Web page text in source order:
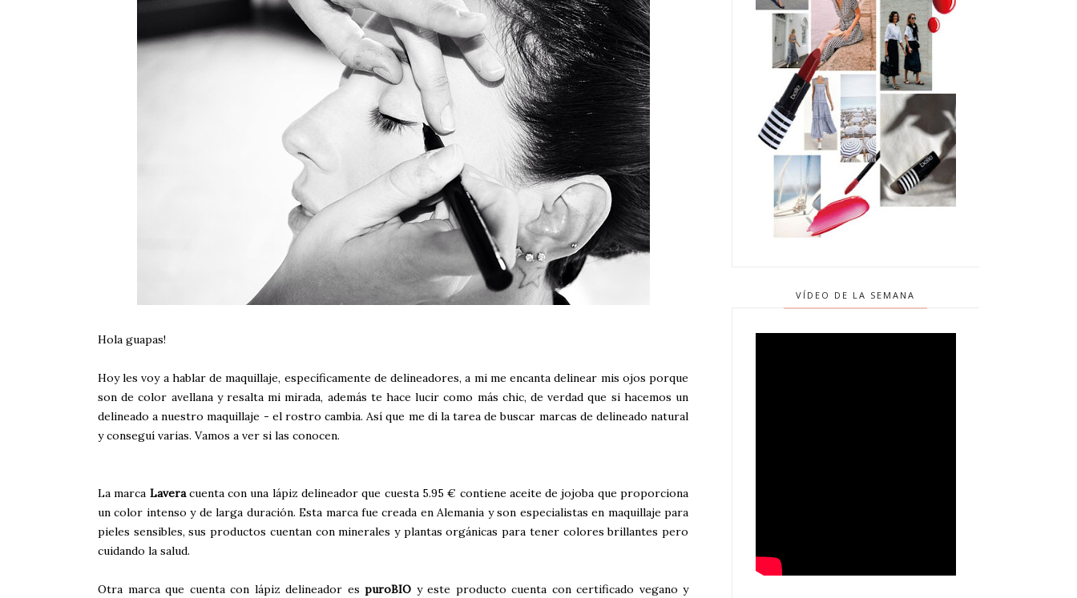
Hola guapas!
Hoy les voy a hablar de maquillaje, específicamente de delineadores, a mi me encanta delinear mis ojos porque
son de color avellana y resalta mi mirada, además te hace lucir como más chic, de verdad que si hacemos un
delineado a nuestro maquillaje - el rostro cambia. Así que me di la tarea de buscar marcas de delineado natural
y conseguí varias. Vamos a ver si las conocen.
La marca Laveracuenta con una lápiz delineador que cuesta 5.95 € contiene aceite de jojoba que proporciona
un color intenso y de larga duración. Esta marca fue creada en Alemania y son especialistas en maquillaje para
pieles sensibles, sus productos cuentan con minerales y plantas orgánicas para tener colores brillantes pero
cuidando la salud.
Otra marca que cuenta con lápiz delineador es puroBIO y este producto cuenta con certificado vegano y
VÍDEO DE LA SEMANA